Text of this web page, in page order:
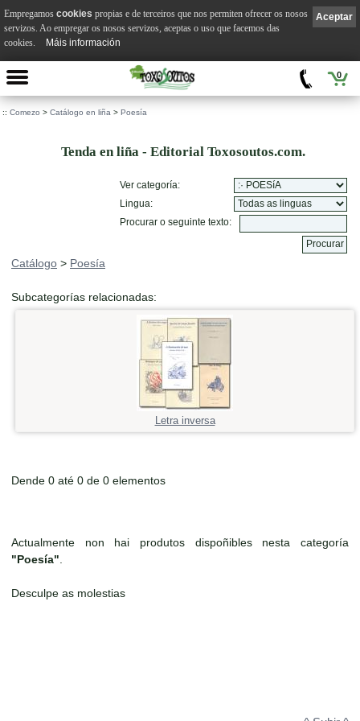
0
:: Comezo > Catálogo en liña > Poesía
Tenda en liña - Editorial Toxosoutos.com.
Ver categoría:
Lingua:
Procurar o seguinte texto:
Catálogo > Poesía
Subcategorías relacionadas:
Letra inversa
Dende 0 até 0 de 0 elementos
Actualmente non hai produtos dispoñibles nesta categoría
"Poesía"
Desculpe as molestias
Aceptar
Empregamos cookies propias e de terceiros que nos permiten ofrecer os nosos
servizos. Ao empregar os nosos servizos, aceptas o uso que facemos das
cookies.
Máis información